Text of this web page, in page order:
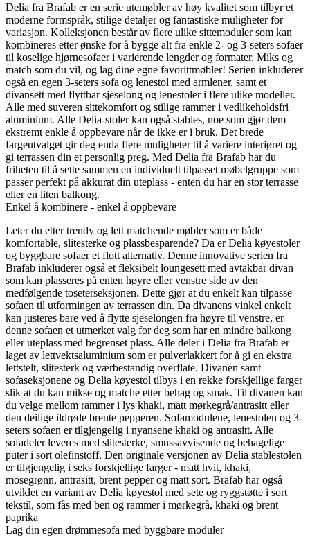
Delia fra Brafab er en serie utemøbler av høy kvalitet som tilbyr et
moderne formspråk, stilige detaljer og fantastiske muligheter for
variasjon. Kolleksjonen består av flere ulike sittemoduler som kan
kombineres etter ønske for å bygge alt fra enkle 2- og 3-seters sofaer
til koselige hjørnesofaer i varierende lengder og formater. Miks og
match som du vil, og lag dine egne favorittmøbler! Serien inkluderer
også en egen 3-seters sofa og lenestol med armlener, samt et
divansett med flyttbar sjeselong og lenestoler i flere ulike modeller.
Alle med suveren sittekomfort og stilige rammer i vedlikeholdsfri
aluminium. Alle Delia-stoler kan også stables, noe som gjør dem
ekstremt enkle å oppbevare når de ikke er i bruk. Det brede
fargeutvalget gir deg enda flere muligheter til å variere interiøret og
gi terrassen din et personlig preg. Med Delia fra Brafab har du
friheten til å sette sammen en individuelt tilpasset møbelgruppe som
passer perfekt på akkurat din uteplass - enten du har en stor terrasse
eller en liten balkong.
Enkel å kombinere - enkel å oppbevare
Leter du etter trendy og lett matchende møbler som er både
komfortable, slitesterke og plassbesparende? Da er Delia køyestoler
og byggbare sofaer et flott alternativ. Denne innovative serien fra
Brafab inkluderer også et fleksibelt loungesett med avtakbar divan
som kan plasseres på enten høyre eller venstre side av den
medfølgende toseterseksjonen. Dette gjør at du enkelt kan tilpasse
sofaen til utformingen av terrassen din. Da divanens vinkel enkelt
kan justeres bare ved å flytte sjeselongen fra høyre til venstre, er
denne sofaen et utmerket valg for deg som har en mindre balkong
eller uteplass med begrenset plass. Alle deler i Delia fra Brafab er
laget av lettvektsaluminium som er pulverlakkert for å gi en ekstra
lettstelt, slitesterk og værbestandig overflate. Divanen samt
sofaseksjonene og Delia køyestol tilbys i en rekke forskjellige farger
slik at du kan mikse og matche etter behag og smak. Til divanen kan
du velge mellom rammer i lys khaki, matt mørkegrå/antrasitt eller
den deilige ildrøde brente pepperen. Sofamodulene, lenestolen og 3-
seters sofaen er tilgjengelig i nyansene khaki og antrasitt. Alle
sofadeler leveres med slitesterke, smussavvisende og behagelige
puter i sort olefinstoff. Den originale versjonen av Delia stablestolen
er tilgjengelig i seks forskjellige farger - matt hvit, khaki,
mosegrønn, antrasitt, brent pepper og matt sort. Brafab har også
utviklet en variant av Delia køyestol med sete og ryggstøtte i sort
tekstil, som fås med ben og rammer i mørkegrå, khaki og brent
paprika
Lag din egen drømmesofa med byggbare moduler